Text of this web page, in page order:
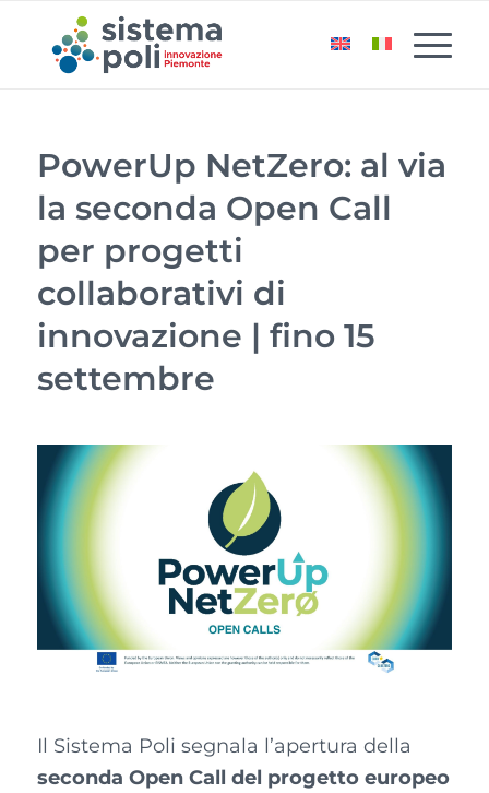
PowerUp NetZero: al via
la seconda Open Call
per progetti
collaborativi di
innovazione | fino 15
settembre
Il Sistema Poli segnala l’apertura della
seconda Open Call del progetto europeo